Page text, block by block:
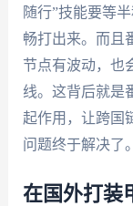
随行”技能要等
畅打出来。而且
节点有波动，也
线。这背后就是
起作用，让跨国
问题终于解决了。
在国外打装